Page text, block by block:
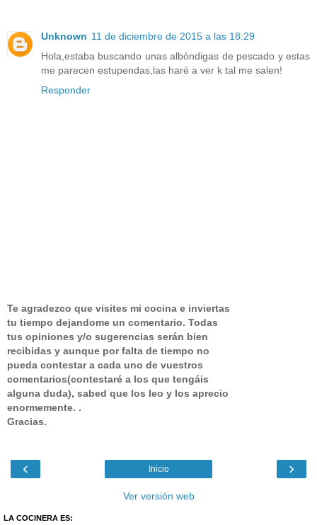
Unknown 11 de diciembre de 2015 a las 18:29
Hola,estaba buscando unas albóndigas de pescado y estas
me parecen estupendas,las haré a ver k tal me salen!
Responder
Te agradezco que visites mi cocina e inviertas
tu tiempo dejandome un comentario. Todas
tus opiniones y/o sugerencias serán bien
recibidas y aunque por falta de tiempo no
pueda contestar a cada uno de vuestros
comentarios(contestaré a los que tengáis
alguna duda), sabed que los leo y los aprecio
enormemente. .
Gracias.
‹ ›
Inicio
Ver versión web
LA COCINERA ES: